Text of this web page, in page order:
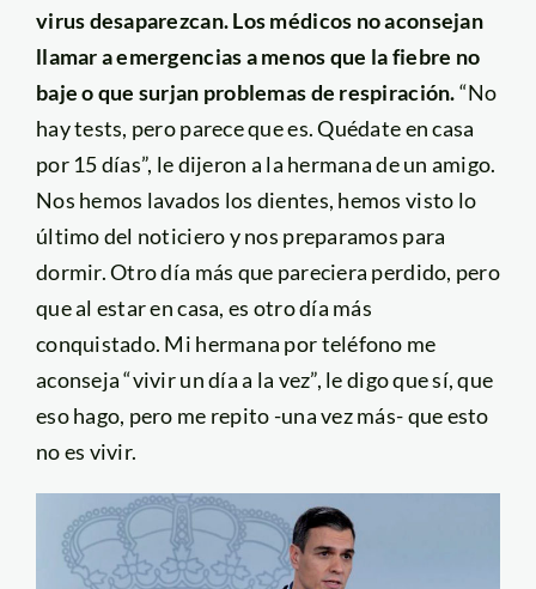
virus desaparezcan. Los médicos no aconsejan
llamar a emergencias a menos que la fiebre no
baje o que surjan problemas de respiración.“No
hay tests, pero parece que es. Quédate en casa
por 15 días”, le dijeron a la hermana de un amigo.
Nos hemos lavados los dientes, hemos visto lo
último del noticiero y nos preparamos para
dormir. Otro día más que pareciera perdido, pero
que al estar en casa, es otro día más
conquistado. Mi hermana por teléfono me
aconseja “vivir un día a la vez”, le digo que sí, que
eso hago, pero me repito -una vez más- que esto
no es vivir.